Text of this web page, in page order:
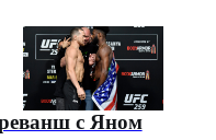
с Яном